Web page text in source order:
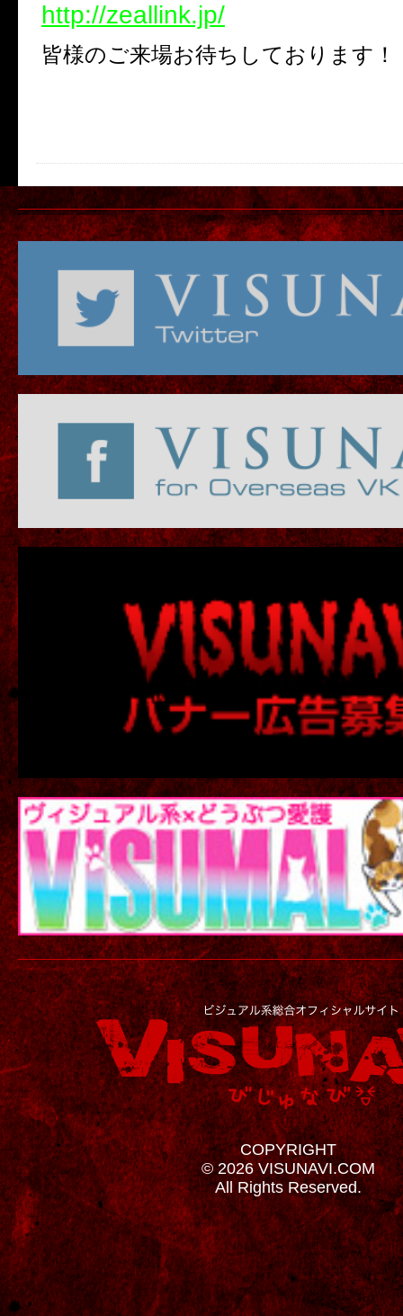
http://zeallink.jp/
皆様のご来場お待ちしております！
COPYRIGHT
© 2026 VISUNAVI.COM
All Rights Reserved.